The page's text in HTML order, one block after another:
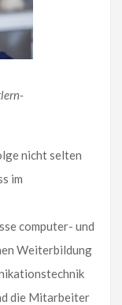
nicht selten
im
computer- und
Weiterbildung
die Mitarbeiter